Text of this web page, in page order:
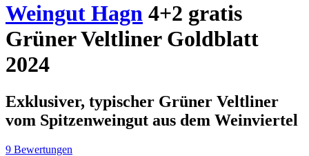
Weingut Hagn 4+2 gratis
Grüner Veltliner Goldblatt
2024
Exklusiver, typischer Grüner Veltliner
vom Spitzenweingut aus dem Weinviertel
9 Bewertungen